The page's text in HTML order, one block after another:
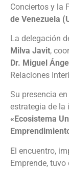
Conciertos y la
de Venezuela
La delegación
Milva Javit,
Dr. Miguel
Relaciones
Su presencia
estrategia de la
«Ecosistema
El encuentro,
Emprende,